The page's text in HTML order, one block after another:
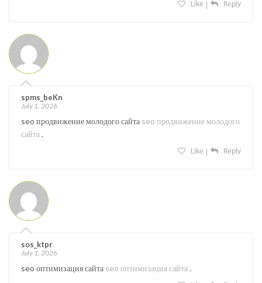
Like Reply
spms_beKn
July 1, 2026
seo продвижение молодого сайта seo продвижение молодого
сайта .
Like Reply
sos_ktpr
July 1, 2026
seo оптимизация сайта seo оптимизация сайта .